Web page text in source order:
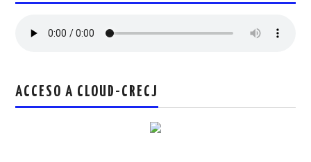
ACCESO A CLOUD-CRECJ